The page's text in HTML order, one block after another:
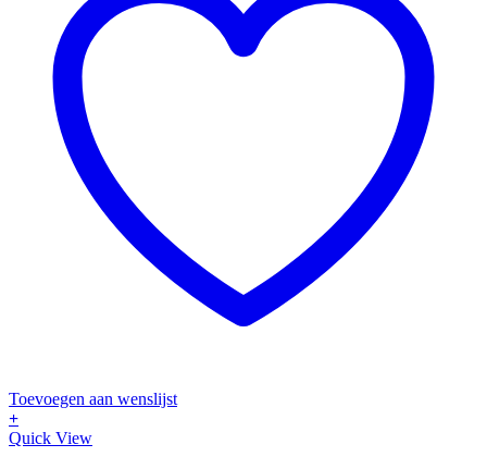
Toevoegen aan wenslijst
+
Quick View